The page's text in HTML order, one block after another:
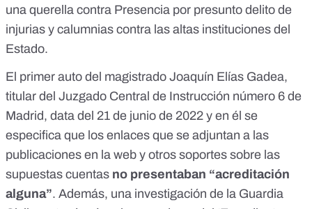
una querella contra Presencia por presunto delito de
injurias y calumnias contra las altas instituciones del
Estado.
El primer auto del magistrado Joaquín Elías Gadea,
titular del Juzgado Central de Instrucción número 6 de
Madrid, data del 21 de junio de 2022 y en él se
especifica que los enlaces que se adjuntan a las
publicaciones en la web y otros soportes sobre las
supuestas cuentas no presentaban “acreditación
alguna”. Además, una investigación de la Guardia